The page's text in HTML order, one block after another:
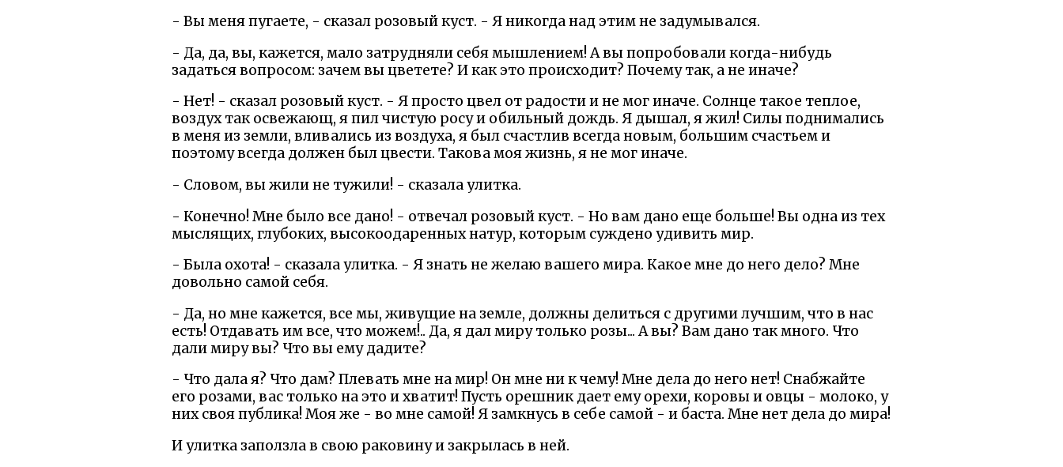
- Вы меня пугаете, - сказал розовый куст. - Я никогда над этим не задумывался.
- Да, да, вы, кажется, мало затрудняли себя мышлением! А вы попробовали когда-нибудь
задаться вопросом: зачем вы цветете? И как это происходит? Почему так, а не иначе?
- Нет! - сказал розовый куст. - Я просто цвел от радости и не мог иначе. Солнце такое теплое,
воздух так освежающ, я пил чистую росу и обильный дождь. Я дышал, я жил! Силы поднимались
в меня из земли, вливались из воздуха, я был счастлив всегда новым, большим счастьем и
поэтому всегда должен был цвести. Такова моя жизнь, я не мог иначе.
- Словом, вы жили не тужили! - сказала улитка.
- Конечно! Мне было все дано! - отвечал розовый куст. - Но вам дано еще больше! Вы одна из тех
мыслящих, глубоких, высокоодаренных натур, которым суждено удивить мир.
- Была охота! - сказала улитка. - Я знать не желаю вашего мира. Какое мне до него дело? Мне
довольно самой себя.
- Да, но мне кажется, все мы, живущие на земле, должны делиться с другими лучшим, что в нас
есть! Отдавать им все, что можем!.. Да, я дал миру только розы... А вы? Вам дано так много. Что
дали миру вы? Что вы ему дадите?
- Что дала я? Что дам? Плевать мне на мир! Он мне ни к чему! Мне дела до него нет! Снабжайте
его розами, вас только на это и хватит! Пусть орешник дает ему орехи, коровы и овцы - молоко, у
них своя публика! Моя же - во мне самой! Я замкнусь в себе самой - и баста. Мне нет дела до мира!
И улитка заползла в свою раковину и закрылась в ней.